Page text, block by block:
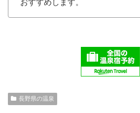
おすすめします。
長野県の温泉